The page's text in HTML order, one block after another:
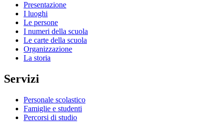
Presentazione
I luoghi
Le persone
I numeri della scuola
Le carte della scuola
Organizzazione
La storia
Servizi
Personale scolastico
Famiglie e studenti
Percorsi di studio